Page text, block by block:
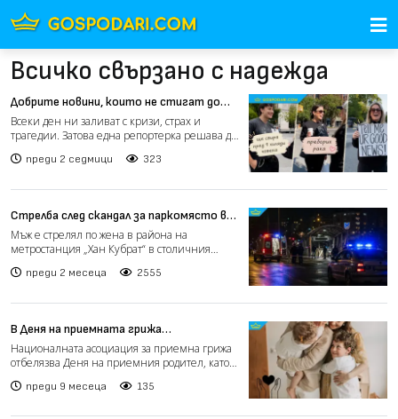
Всичко свързано с надежда
Добрите новини, които не стигат до
емисиите (видео)
Всеки ден ни заливат с кризи, страх и
трагедии. Затова една репортерка решава да
преди 2 седмици 323
Стрелба след скандал за паркомясто в
столичния квартал „Надежда“
Мъж е стрелял по жена в района на
метростанция „Хан Кубрат“ в столичния
преди 2 месеца 2555
В Деня на приемната грижа
националната асоциация призовава за
подкрепа
Националната асоциация за приемна грижа
отбелязва Деня на приемния родител, като
преди 9 месеца 135